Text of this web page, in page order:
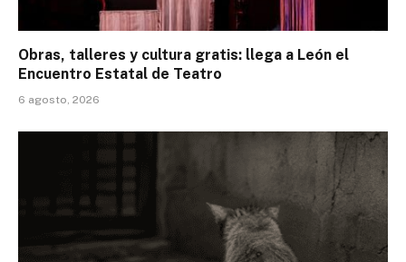
Obras, talleres y cultura gratis: llega a León el
Encuentro Estatal de Teatro
6 agosto, 2026